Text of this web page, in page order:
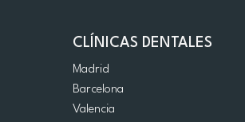
CLÍNICAS DENTALES
Madrid
Barcelona
Valencia